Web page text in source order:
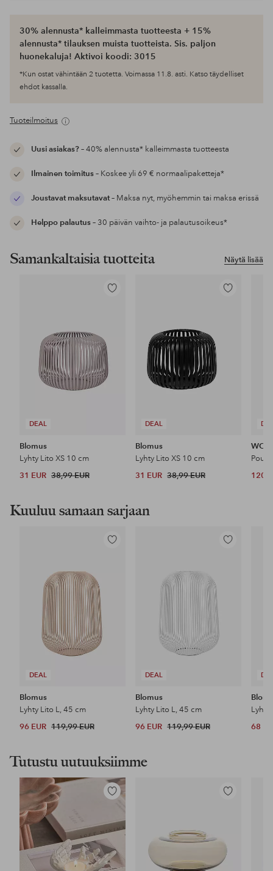
30% alennusta* kalleimmasta tuotteesta + 15%
alennusta* tilauksen muista tuotteista. Sis. paljon
huonekaluja! Aktivoi koodi: 3015
*Kun ostat vähintään 2 tuotetta. Voimassa 11.8. asti. Katso täydelliset
ehdot kassalla.
Tuoteilmoitus
Uusi asiakas?– 40% alennusta* kalleimmasta tuotteesta
Ilmainen toimitus– Koskee yli 69 € normaalipaketteja*
Joustavat maksutavat– Maksa nyt, myöhemmin tai maksa erissä
Helppo palautus– 30 päivän vaihto- ja palautusoikeus*
Näytä lisää
Samankaltaisia tuotteita
DEAL
Lisää
Blomus
Lyhty Lito XS 10 cm
31 EUR 38,99 EUR
DEAL
Lisää
Blomus
Lyhty Lito XS 10 cm
31 EUR 38,99 EUR
Pouf
120
Kuuluu samaan sarjaan
DEAL
Lisää
Blomus
Lyhty Lito L, 45 cm
96 EUR 119,99 EUR
DEAL
Lisää
Blomus
Lyhty Lito L, 45 cm
96 EUR 119,99 EUR
Lyhty
68
Tutustu uutuuksiimme
Lisää
Lisää